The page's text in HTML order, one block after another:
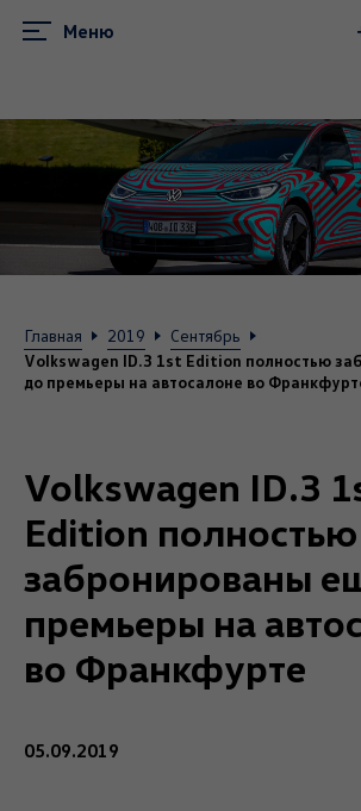
Меню
Главная 2019 Сентябрь
Volkswagen ID.3 1st Edition полностью
до премьеры на автосалоне во
Volkswagen ID.3
Edition полностью
забронированы
премьеры на
во Франкфурте
05.09.2019